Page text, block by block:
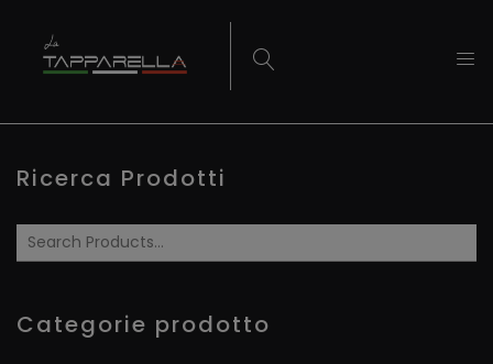
Ricerca Prodotti
Categorie prodotto